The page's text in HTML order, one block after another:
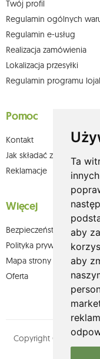
Ta
aby
aby
Twój profil
Regulamin ogólnych
Regulamin e-usług
Realizacja zamówienia
Lokalizacja przesyłki
Regulamin programu
Pomoc
Kontakt
Jak składać zamówienia
Reklamacje
Więcej
Bezpieczeństwo płatności
Polityka prywatności
Mapa strony
Oferta
Copyright © olium.pl.